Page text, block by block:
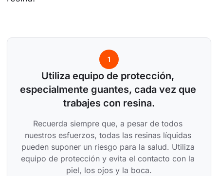
1
Utiliza equipo de protección,
especialmente guantes, cada vez que
trabajes con resina.
Recuerda siempre que, a pesar de todos
nuestros esfuerzos, todas las resinas líquidas
pueden suponer un riesgo para la salud. Utiliza
equipo de protección y evita el contacto con la
piel, los ojos y la boca.